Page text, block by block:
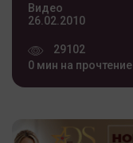
Видео
26.02.2010
29102
0 мин на прочтение